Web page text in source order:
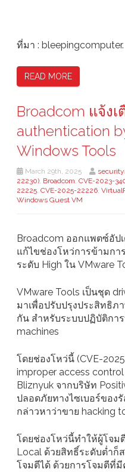
ที่มา : bleepingcomputer.
READ MORE
Broadcom แจ้ง
authentication
Windows Tools
March 29th, 2025
22230), Broadcom, CVE-2023-
22225, CVE-2025-22226,
Windows Guest VM
Broadcom ออกแพตซ์อัป
แก้ไขช่องโหว่การข้ามก
ระดับ High ใน VMware
VMware Tools เป็นชุด
มาเพื่อปรับปรุงประสิทธิภ
กัน สำหรับระบบปฏิบัติกา
machines
โดยช่องโหว่นี้ (CVE-
improper access
Bliznyuk จากบริษัท
ปลอดภัยทางไซเบอร์ของ
กล่าวหาว่าขาย hacking
โดยช่องโหว่นี้ทำให้ผู้โจม
Local ด้วยสิทธิ์ระดับต่ำก็
โจมตีได้ ด้วยการโจมตีที่